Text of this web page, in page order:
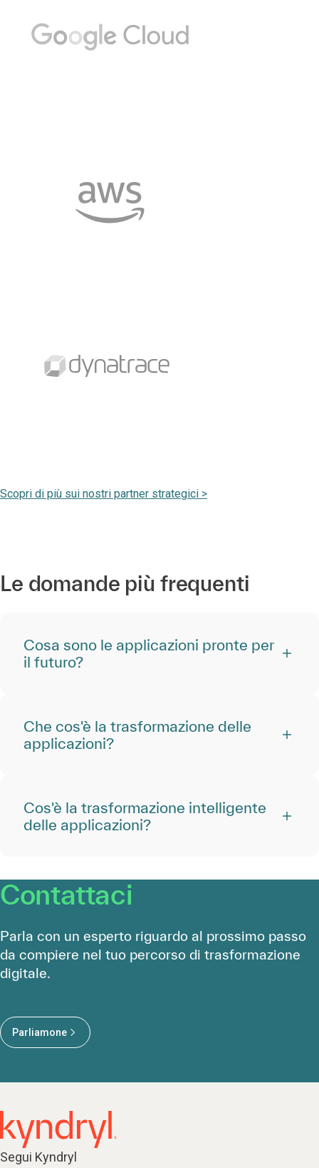
Scopri di più sui nostri partner strategici >
Le domande più frequenti
Cosa sono le applicazioni pronte per
il futuro?
Che cos'è la trasformazione delle
applicazioni?
Cos'è la trasformazione intelligente
delle applicazioni?
Contattaci
Parla con un esperto riguardo al prossimo passo
da compiere nel tuo percorso di trasformazione
digitale.
Parliamone
Segui Kyndryl